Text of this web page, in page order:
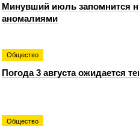
Минувший июль запомнится
аномалиями
Общество
Погода 3 августа ожидается
Общество